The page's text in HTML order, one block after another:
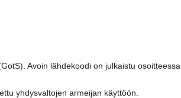
Avoin lähdekoodi on julkaistu osoitteessa
yhdysvaltojen armeijan käyttöön.